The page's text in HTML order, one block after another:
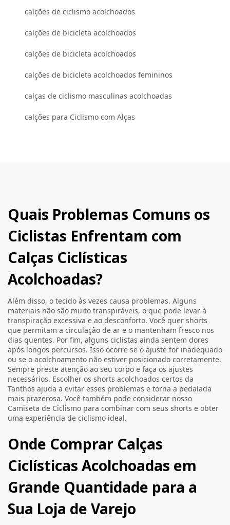
calções de ciclismo acolchoados
calções de bicicleta acolchoados
calções de bicicleta acolchoados
calções de bicicleta acolchoados femininos
calças de ciclismo masculinas acolchoadas
calções para Ciclismo com Alças
Quais Problemas Comuns os
Ciclistas Enfrentam com
Calças Ciclísticas
Acolchoadas?
Além disso, o tecido às vezes causa problemas. Alguns
materiais não são muito transpiráveis, o que pode levar à
transpiração excessiva e ao desconforto. Você quer shorts
que permitam a circulação de ar e o mantenham fresco nos
dias quentes. Por fim, alguns ciclistas ainda sentem dores
após longos percursos. Isso ocorre se o ajuste for inadequado
ou se o acolchoamento não estiver posicionado corretamente.
Sempre preste atenção ao seu corpo e faça os ajustes
necessários. Escolher os shorts acolchoados certos da
Tanthos ajuda a evitar esses problemas e torna a pedalada
mais prazerosa. Você também pode considerar nosso
Camiseta de Ciclismo para combinar com seus shorts e obter
uma experiência de ciclismo ideal.
Onde Comprar Calças
Ciclísticas Acolchoadas em
Grande Quantidade para a
Sua Loja de Varejo